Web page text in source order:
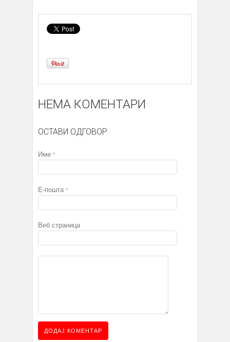
НЕМА КОМЕНТАРИ
ОСТАВИ ОДГОВОР
Име *
Е-пошта *
Веб страница